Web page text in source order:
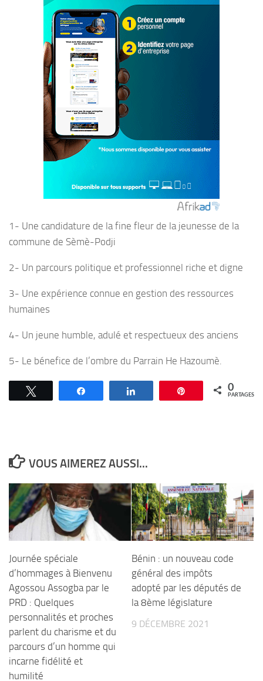
1- Une candidature de la fine fleur de la jeunesse de la
commune de Sèmè-Podji
2- Un parcours politique et professionnel riche et digne
3- Une expérience connue en gestion des ressources
humaines
4- Un jeune humble, adulé et respectueux des anciens
5- Le bénefice de l’ombre du Parrain He Hazoumè.
Épingle 0
PARTAGES
VOUS AIMEREZ AUSSI...
Journée spéciale
d’hommages à Bienvenu
Agossou Assogba par le
PRD : Quelques
personnalités et proches
parlent du charisme et du
parcours d’un homme qui
incarne fidélité et
humilité
Bénin : un nouveau code
général des impôts
adopté par les députés de
la 8ème législature
9 DÉCEMBRE 2021